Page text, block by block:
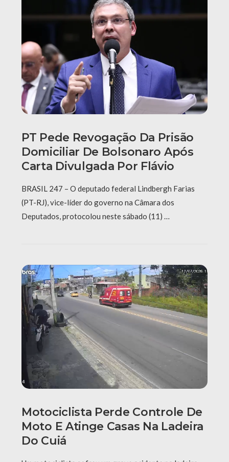
PT Pede Revogação Da Prisão
Domiciliar De Bolsonaro Após
Carta Divulgada Por Flávio
BRASIL 247 – O deputado federal Lindbergh Farias
(PT-RJ), vice-líder do governo na Câmara dos
Deputados, protocolou neste sábado (11) …
Motociclista Perde Controle De
Moto E Atinge Casas Na Ladeira
Do Cuiá